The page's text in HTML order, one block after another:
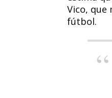
Vico, que
fútbol.